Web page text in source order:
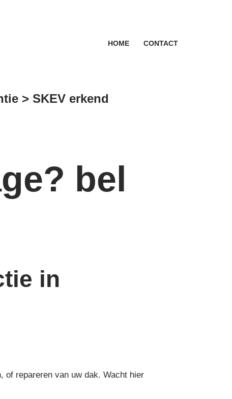
HOME CONTACT
> SKEV erkend
bel
in
of repareren van uw dak. Wacht hier